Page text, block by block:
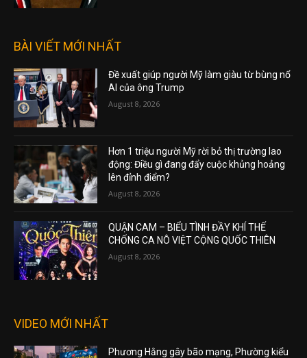
BÀI VIẾT MỚI NHẤT
Đề xuất giúp người Mỹ làm giàu từ bùng nổ
AI của ông Trump
August 8, 2026
Hơn 1 triệu người Mỹ rời bỏ thị trường lao
động: Điều gì đang đẩy cuộc khủng hoảng
lên đỉnh điểm?
August 8, 2026
QUẬN CAM – BIỂU TÌNH ĐẦY KHÍ THẾ
CHỐNG CA NÔ VIỆT CỘNG QUỐC THIÊN
August 8, 2026
VIDEO MỚI NHẤT
Phương Hằng gây bão mạng, Phường kiểu